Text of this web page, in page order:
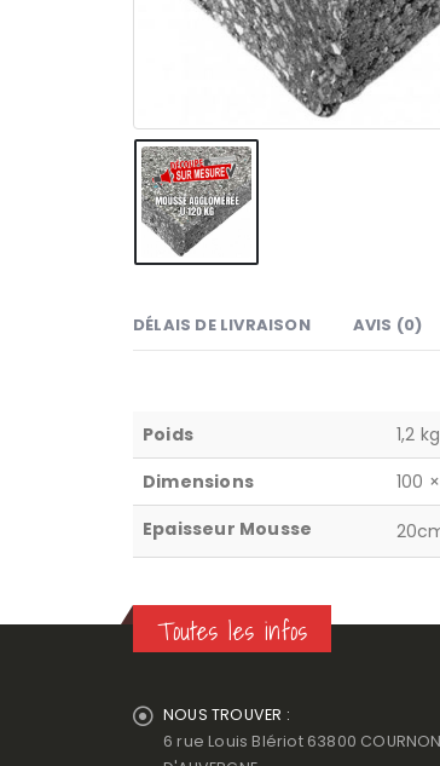
DÉLAIS DE LIVRAISON AVIS (0)
Poids
1,2 kg
Dimensions
100
Epaisseur Mousse
Toutes les infos
NOUS TROUVER :
6 rue Louis Blériot 63800 COURNON